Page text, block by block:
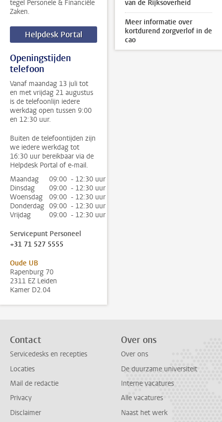
tegel Personele & Financiële
Zaken.
Helpdesk Portal
Openingstijden
telefoon
Vanaf maandag 13 juli tot
en met vrijdag 21 augustus
is de telefoonlijn iedere
werkdag open tussen 9:00
en 12:30 uur.
Buiten de telefoontijden zijn
we iedere werkdag tot
16:30 uur bereikbaar via de
Helpdesk Portal of e-mail.
Maandag
09:00 - 12:30 uur
Dinsdag
09:00 - 12:30 uur
Woensdag
09:00 - 12:30 uur
Donderdag 09:00 - 12:30 uur
Vrijdag
09:00 - 12:30 uur
Servicepunt Personeel
+31 71 527 5555
Oude UB
Rapenburg 70
2311 EZ Leiden
Kamer D2.04
van de Rijksoverheid
Meer informatie over
kortdurend zorgverlof in de
cao
Contact
Servicedesks en recepties
Locaties
Mail de redactie
Privacy
Disclaimer
Over ons
Over ons
De duurzame universiteit
Interne vacatures
Alle vacatures
Naast het werk